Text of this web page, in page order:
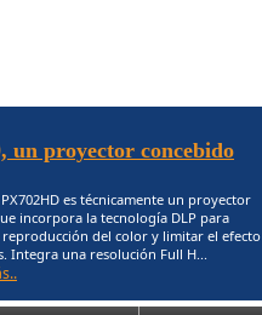
un proyector concebido
es técnicamente un proyector
incorpora la tecnología DLP para
del color y limitar el efecto
Integra una resolución Full H...